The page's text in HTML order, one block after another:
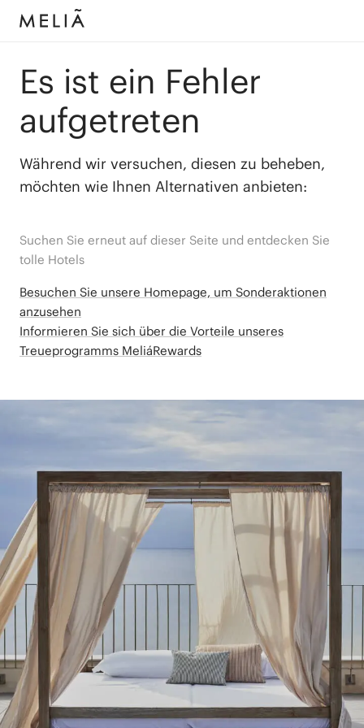
Es ist ein Fehler
aufgetreten
Während wir versuchen, diesen zu beheben,
möchten wie Ihnen Alternativen anbieten:
Suchen Sie erneut auf dieser Seite und entdecken Sie
tolle Hotels
Besuchen Sie unsere Homepage, um Sonderaktionen
anzusehen
Informieren Sie sich über die Vorteile unseres
Treueprogramms MeliáRewards